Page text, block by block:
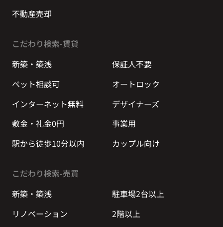
不動産売却
こだわり検索-賃貸
新築・築浅
保証人不要
ペット相談可
オートロック
インターネット無料
デザイナーズ
敷金・礼金0円
事業用
駅から徒歩10分以内
カップル向け
こだわり検索-売買
新築・築浅
駐車場2台以上
リノベーション
2階以上